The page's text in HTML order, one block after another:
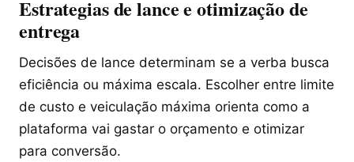
Estrategias de lance e otimização de
entrega
Decisões de lance determinam se a verba busca
eficiência ou máxima escala. Escolher entre limite
de custo e veiculação máxima orienta como a
plataforma vai gastar o orçamento e otimizar
para conversão.